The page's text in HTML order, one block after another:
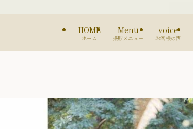
HOME
ホーム
Menu
撮影メニュー
voice
お客様の声